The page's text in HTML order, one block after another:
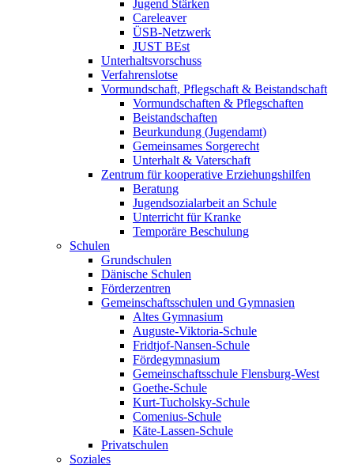
Jugend Stärken
Careleaver
ÜSB-Netzwerk
JUST BEst
Unterhaltsvorschuss
Verfahrenslotse
Vormundschaft, Pflegschaft & Beistandschaft
Vormundschaften & Pflegschaften
Beistandschaften
Beurkundung (Jugendamt)
Gemeinsames Sorgerecht
Unterhalt & Vaterschaft
Zentrum für kooperative Erziehungshilfen
Beratung
Jugendsozialarbeit an Schule
Unterricht für Kranke
Temporäre Beschulung
Schulen
Grundschulen
Dänische Schulen
Förderzentren
Gemeinschaftsschulen und Gymnasien
Altes Gymnasium
Auguste-Viktoria-Schule
Fridtjof-Nansen-Schule
Fördegymnasium
Gemeinschaftsschule Flensburg-West
Goethe-Schule
Kurt-Tucholsky-Schule
Comenius-Schule
Käte-Lassen-Schule
Privatschulen
Soziales